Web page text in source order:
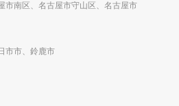
市南区、名古屋市守山区、名古屋市
市市、鈴鹿市